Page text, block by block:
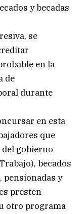
y becadas
se
en la
de
durante
en esta
que
gobierno
becados
pensionadas y
presten
otro programa